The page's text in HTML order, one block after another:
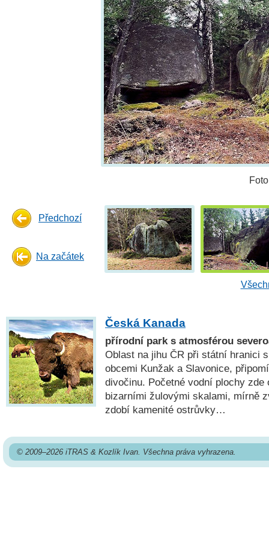
Předchozí
Na začátek
Česká Kanada
přírodní park s atmosférou
Oblast na jihu ČR při státní hranici
obcemi Kunžak a Slavonice,
divočinu. Početné vodní plochy
bizarními žulovými skalami, mírně
zdobí kamenité ostrůvky…
© 2009–2026 iTRAS & Kozlík Ivan. Všechna práva vyhrazena.